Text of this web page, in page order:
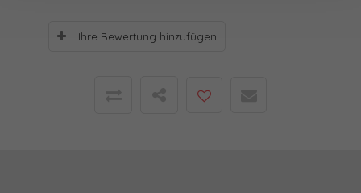
Ihre Bewertung hinzufügen